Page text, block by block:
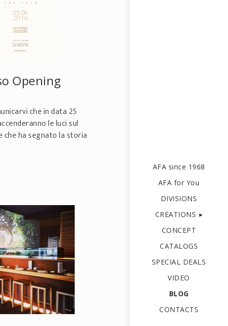
AFA since 1968
AFA for You
DIVISIONS
CREATIONS
CONCEPT
CATALOGS
SPECIAL DEALS
VIDEO
BLOG
CONTACTS
Opening
che in data 25
le luci sul
ha segnato la storia
Stesso mood, in una